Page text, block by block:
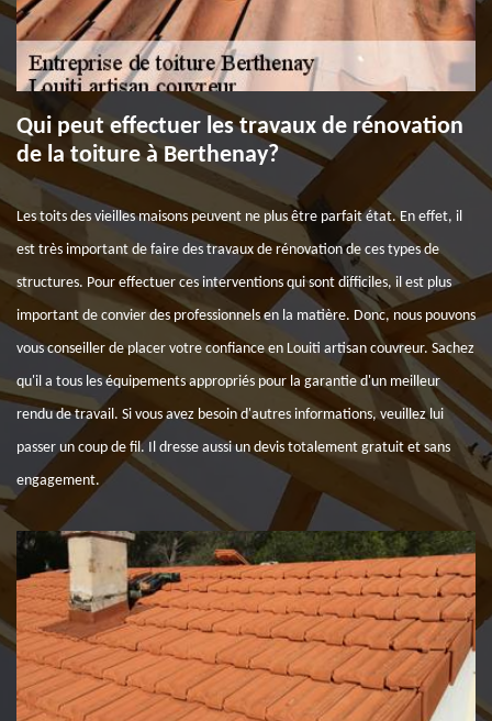
Qui peut effectuer les travaux de rénovation
de la toiture à Berthenay?
Les toits des vieilles maisons peuvent ne plus être parfait état. En effet, il
est très important de faire des travaux de rénovation de ces types de
structures. Pour effectuer ces interventions qui sont difficiles, il est plus
important de convier des professionnels en la matière. Donc, nous pouvons
vous conseiller de placer votre confiance en Louiti artisan couvreur. Sachez
qu'il a tous les équipements appropriés pour la garantie d'un meilleur
rendu de travail. Si vous avez besoin d'autres informations, veuillez lui
passer un coup de fil. Il dresse aussi un devis totalement gratuit et sans
engagement.